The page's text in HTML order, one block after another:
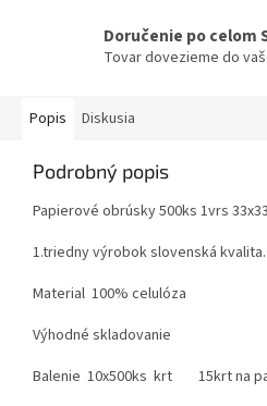
Doručenie po celom
Tovar dovezieme do
Popis Diskusia
Podrobný popis
Papierové obrúsky 500ks 1vrs
1.triedny výrobok slovenská kvalita.
Material 100% celulóza
Výhodné skladovanie
Balenie 10x500ks krt 15krt na